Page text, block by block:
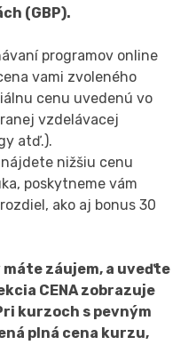
(GBP).
programov online
vami zvoleného
cenu uvedenú vo
vzdelávacej
atď.).
nižšiu cenu
poskytneme vám
ako aj bonus 30
záujem, a uveďte
CENA zobrazuje
kurzoch s pevným
plná cena kurzu,